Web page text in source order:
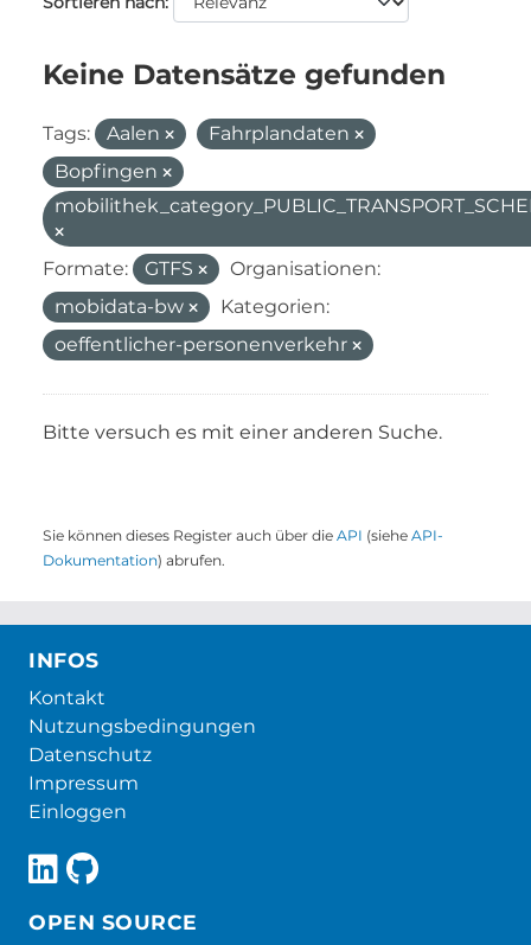
Keine Datensätze gefunden
Tags: Aalen
Fahrplandaten
Bopfingen
Formate: GTFS
Organisationen:
mobidata-bw
Kategorien:
oeffentlicher-personenverkehr
Bitte versuch es mit einer anderen Suche.
Sie können dieses Register auch über die API (siehe API-
Dokumentation) abrufen.
INFOS
Kontakt
Nutzungsbedingungen
Datenschutz
Impressum
Einloggen
OPEN SOURCE